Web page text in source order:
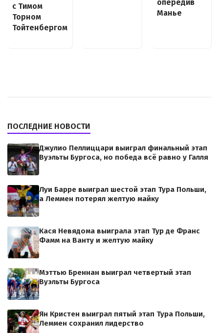
с Тимом
Торном
Тойтенбергом
опередив
Манье
ПОСЛЕДНИЕ НОВОСТИ
Джулио Пеллиццари выиграл финальный этап
Вуэльты Бургоса, но победа всё равно у Галля
Луи Барре выиграл шестой этап Тура Польши,
а Леммен потерял желтую майку
Кася Невядома выиграла этап Тур де Франс
Фамм на Ванту и желтую майку
Мэттью Бреннан выиграл четвертый этап
Вуэльты Бургоса
Ян Кристен выиграл пятый этап Тура Польши,
Леммен сохранил лидерство